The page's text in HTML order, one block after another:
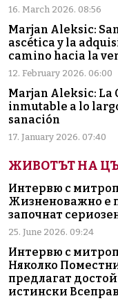
16. March 2026. 08:56
Marjan Aleksic:
ascética y la
camino hacia la
12. February 2026. 06:00
Marjan Aleksic: La
inmutable a lo
sanación
17. January 2026. 07:40
ЖИВОТЪТ НА
Интервю с
Жизненоважно е
започнат
25. June 2026. 09:24
Интервю с
Няколко
предлагат
истински